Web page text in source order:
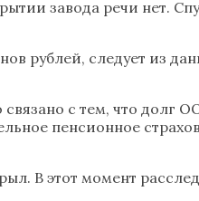
завода речи нет.
рублей, следует из
с тем, что долг
пенсионное
В этот момент